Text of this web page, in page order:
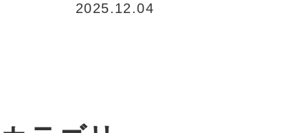
2025.12.04